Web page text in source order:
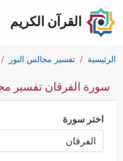
القرآن الكريم
الرئيسية تفسير مجالس النور
سورة الفرقان تفسير
اختر سورة